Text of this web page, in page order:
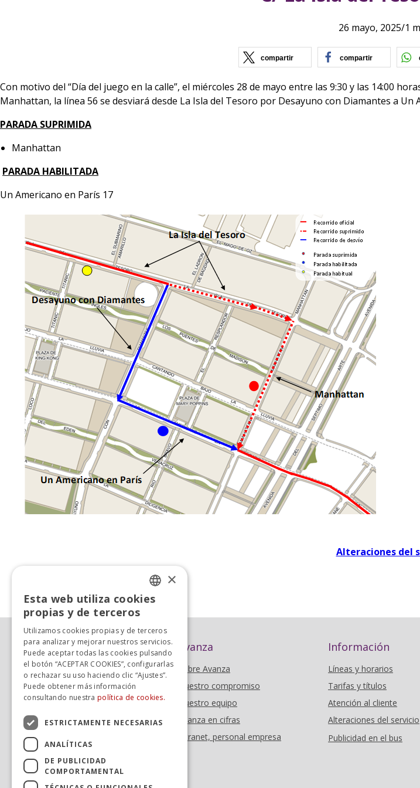
26 mayo, 2025/1
compartir (se abre en nueva
compartir (se
Con motivo del “Día del juego en la calle”, el miércoles 28 de mayo entre las 9:30 y las 14:00
Manhattan, la línea 56 se desviará desde La Isla del Tesoro por Desayuno con Diamantes a Un
PARADA SUPRIMIDA
Manhattan
PARADA HABILITADA
Un Americano en París 17
Alteraciones del
Avanza
Sobre Avanza
Nuestro compromiso
Nuestro equipo
Avanza en cifras
Intranet, personal empresa
Información
Líneas y horarios
Tarifas y títulos
Atención al cliente
Alteraciones del servicio
Publicidad en el bus
SPANISH
×
Esta web utiliza cookies
propias y de terceros
Utilizamos cookies propias y de terceros
para analizar y mejorar nuestros servicios.
Puede aceptar todas las cookies pulsando
el botón “ACEPTAR COOKIES”, configurarlas
o rechazar su uso haciendo clic “Ajustes”.
Puede obtener más información
consultando nuestra política de cookies.
ESTRICTAMENTE NECESARIAS
ANALÍTICAS
DE PUBLICIDAD
COMPORTAMENTAL